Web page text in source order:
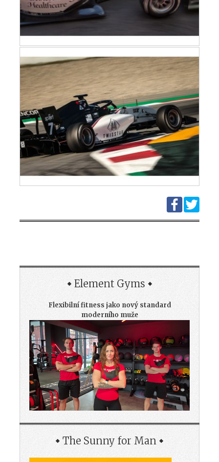
Element Gyms
Flexibilní fitness jako nový standard
moderního muže
The Sunny for Man